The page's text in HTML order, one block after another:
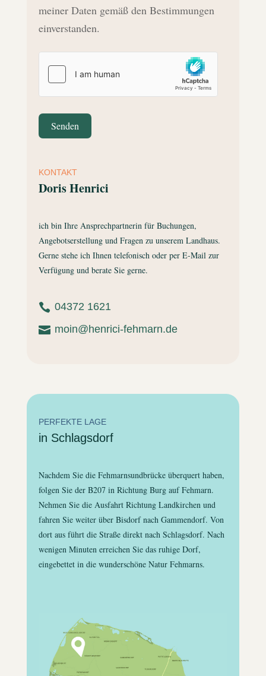
meiner Daten gemäß den Bestimmungen
einverstanden.
Senden
KONTAKT
Doris Henrici
ich bin Ihre Ansprechpartnerin für Buchungen,
Angebotserstellung und Fragen zu unserem Landhaus.
Gerne stehe ich Ihnen telefonisch oder per E-Mail zur
Verfügung und berate Sie gerne.
 04372 1621
 moin@henrici-fehmarn.de
PERFEKTE LAGE
in Schlagsdorf
Nachdem Sie die Fehmarnsundbrücke überquert haben,
folgen Sie der B207 in Richtung Burg auf Fehmarn.
Nehmen Sie die Ausfahrt Richtung Landkirchen und
fahren Sie weiter über Bisdorf nach Gammendorf. Von
dort aus führt die Straße direkt nach Schlagsdorf. Nach
wenigen Minuten erreichen Sie das ruhige Dorf,
eingebettet in die wunderschöne Natur Fehmarns.